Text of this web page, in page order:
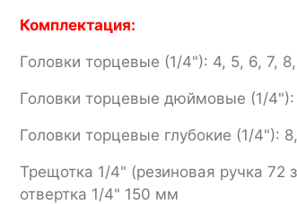
Комплектация:
Головки торцевые (1/4"): 4, 5, 6, 7,
Головки торцевые дюймовые (1/
Головки торцевые глубокие (1/4"):
Трещотка 1/4" (резиновая ручка
отвертка 1/4" 150 мм